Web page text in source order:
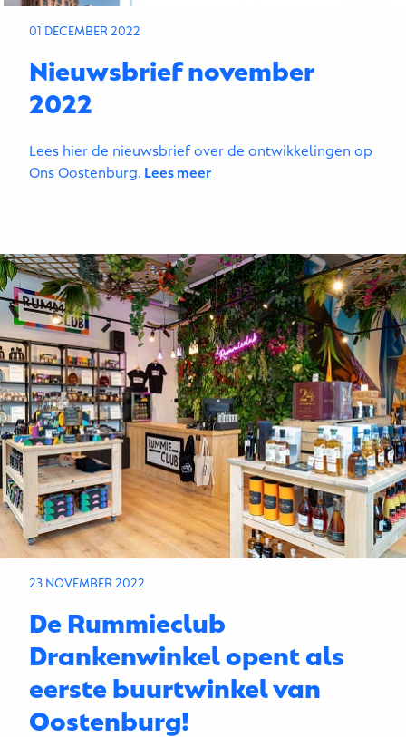
01 DECEMBER 2022
Nieuwsbrief november
2022
Lees hier de nieuwsbrief over de ontwikkelingen op
Ons Oostenburg. Lees meer
23 NOVEMBER 2022
De Rummieclub
Drankenwinkel opent als
eerste buurtwinkel van
Oostenburg!